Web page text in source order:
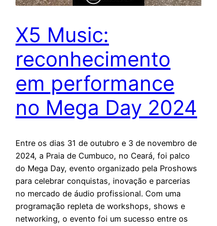
X5 Music:
reconhecimento
em performance
no Mega Day 2024
Entre os dias 31 de outubro e 3 de novembro de
2024, a Praia de Cumbuco, no Ceará, foi palco
do Mega Day, evento organizado pela Proshows
para celebrar conquistas, inovação e parcerias
no mercado de áudio profissional. Com uma
programação repleta de workshops, shows e
networking, o evento foi um sucesso entre os